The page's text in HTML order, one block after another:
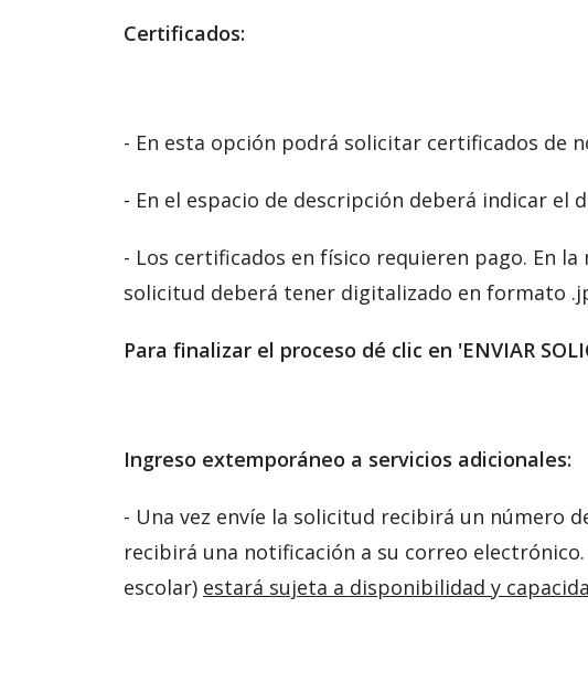
Certificados:
- En esta opción podrá solicitar certificados de
- En el espacio de descripción deberá indicar
- Los certificados en físico requieren pago. En
solicitud deberá tener digitalizado en formato
Para finalizar el proceso dé clic en 'ENVIAR
Ingreso extemporáneo a servicios adicionales:
- Una vez envíe la solicitud recibirá un número
recibirá una notificación a su correo
escolar) estará sujeta a disponibilidad y